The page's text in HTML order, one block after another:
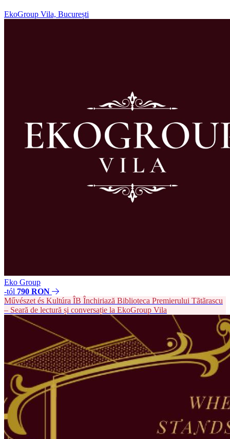
EkoGroup Vila, București
Eko Group
-tól 790 RON
Művészet és Kultúra ÎB Închiriază Biblioteca Premierului Tãtãrascu
– Seară de lectură și conversație la EkoGroup Vila